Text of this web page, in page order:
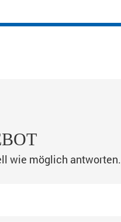
wie möglich antworten.